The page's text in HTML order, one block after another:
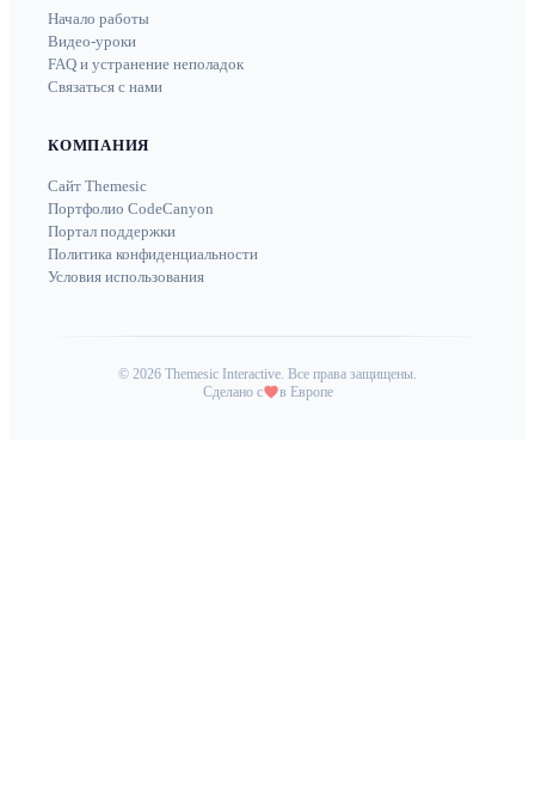
Начало работы
Видео-уроки
FAQ и устранение неполадок
Связаться с нами
КОМПАНИЯ
Сайт Themesic
Портфолио CodeCanyon
Портал поддержки
Политика конфиденциальности
Условия использования
© 2026 Themesic Interactive. Все права защищены.
Сделано с
в Европе